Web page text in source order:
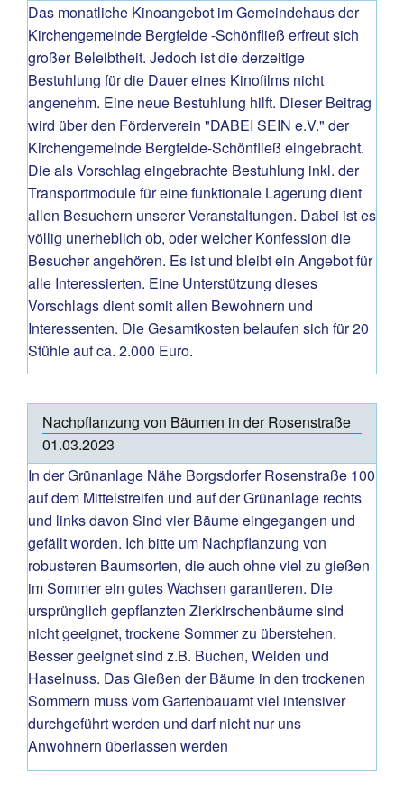
Das monatliche Kinoangebot im Gemeindehaus der
Kirchengemeinde Bergfelde -Schönfließ erfreut sich
großer Beleibtheit. Jedoch ist die derzeitige
Bestuhlung für die Dauer eines Kinofilms nicht
angenehm. Eine neue Bestuhlung hilft. Dieser Beitrag
wird über den Förderverein "DABEI SEIN e.V." der
Kirchengemeinde Bergfelde-Schönfließ eingebracht.
Die als Vorschlag eingebrachte Bestuhlung inkl. der
Transportmodule für eine funktionale Lagerung dient
allen Besuchern unserer Veranstaltungen. Dabei ist es
völlig unerheblich ob, oder welcher Konfession die
Besucher angehören. Es ist und bleibt ein Angebot für
alle Interessierten. Eine Unterstützung dieses
Vorschlags dient somit allen Bewohnern und
Interessenten. Die Gesamtkosten belaufen sich für 20
Stühle auf ca. 2.000 Euro.
Nachpflanzung von Bäumen in der Rosenstraße
01.03.2023
In der Grünanlage Nähe Borgsdorfer Rosenstraße 100
auf dem Mittelstreifen und auf der Grünanlage rechts
und links davon Sind vier Bäume eingegangen und
gefällt worden. Ich bitte um Nachpflanzung von
robusteren Baumsorten, die auch ohne viel zu gießen
im Sommer ein gutes Wachsen garantieren. Die
ursprünglich gepflanzten Zierkirschenbäume sind
nicht geeignet, trockene Sommer zu überstehen.
Besser geeignet sind z.B. Buchen, Weiden und
Haselnuss. Das Gießen der Bäume in den trockenen
Sommern muss vom Gartenbauamt viel intensiver
durchgeführt werden und darf nicht nur uns
Anwohnern überlassen werden